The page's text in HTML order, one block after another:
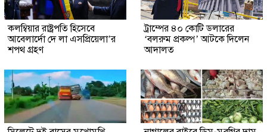
কলম্বিয়ার রাষ্ট্রপতি হিসেবে
আবেলার্দো দে লা এসপ্রিয়েলা’র
শপথ গ্রহণ
ট্রাম্পের ৪০ কোটি ডলারের
‘বলরুম প্রকল্প’ আটকে দিলেন
আদালত